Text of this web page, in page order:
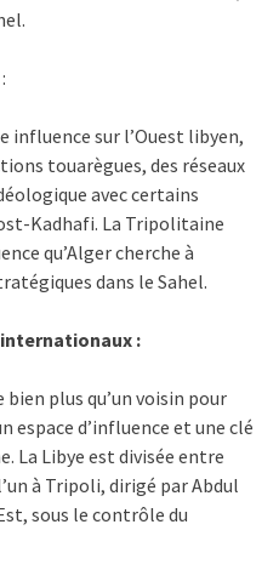
:
influence sur l’Ouest libyen,
touarègues, des réseaux
avec certains
Kadhafi. La Tripolitaine
qu’Alger cherche à
dans le Sahel.
:
plus qu’un voisin pour
espace d’influence et une clé
La Libye est divisée entre
à Tripoli, dirigé par Abdul
sous le contrôle du